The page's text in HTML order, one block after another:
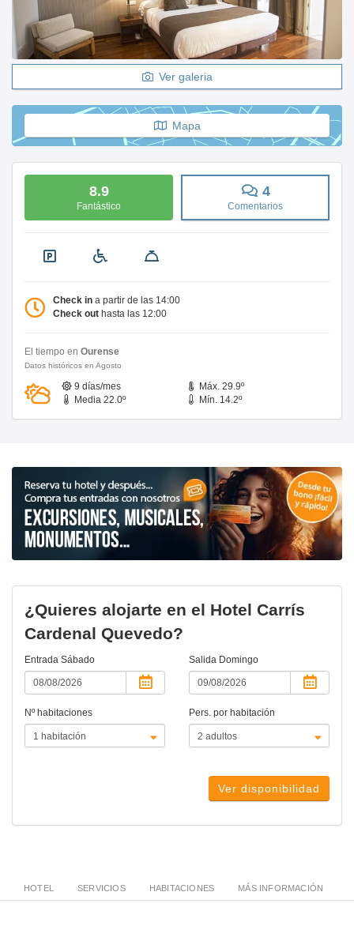
Ver galeria
Mapa
8.9
Fantástico
4
Comentarios
Check in a partir de las 14:00
Check out hasta las 12:00
El tiempo en Ourense
Datos históricos en Agosto
9 días/mes
Máx. 29.9º
Media 22.0º
Mín. 14.2º
¿Quieres alojarte en el Hotel Carrís
Cardenal Quevedo?
Entrada Sábado Salida Domingo
Nº habitaciones Pers. por habitación
Ver disponibilidad
HOTEL SERVICIOS HABITACIONES MÁS INFORMACIÓN